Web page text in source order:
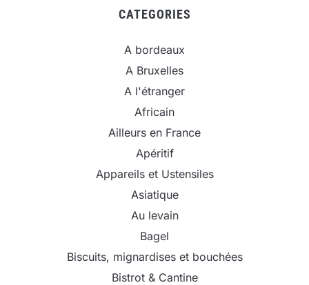
CATEGORIES
A bordeaux
A Bruxelles
A l'étranger
Africain
Ailleurs en France
Apéritif
Appareils et Ustensiles
Asiatique
Au levain
Bagel
Biscuits, mignardises et bouchées
Bistrot & Cantine